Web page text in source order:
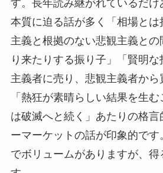
す。長年読み継がれているだ
本質に迫る話が多く「相場と
主義と根拠のない悲観主義との
り来たりする振り子」「賢明
主義者に売り、悲観主義者から
「熱狂が素晴らしい結果を生
は破滅へと続く」あたりの格言
ーマーケットの話が印象的です
でボリュームがありますが、